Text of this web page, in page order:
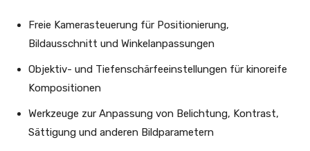
Freie Kamerasteuerung für Positionierung,
Bildausschnitt und Winkelanpassungen
Objektiv- und Tiefenschärfeeinstellungen für kinoreife
Kompositionen
Werkzeuge zur Anpassung von Belichtung, Kontrast,
Sättigung und anderen Bildparametern